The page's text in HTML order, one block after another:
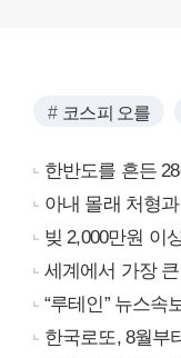
코스피 오를
한반도를 흔든
아내 몰래 처형
빚 2,000만원 이
세계에서 가장
“루테인” 뉴스속
한국로또, 8월부